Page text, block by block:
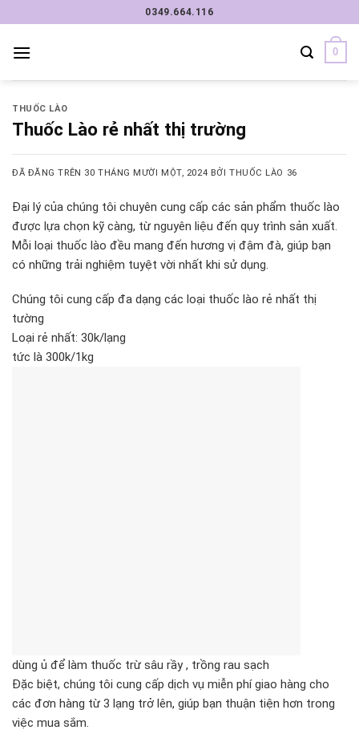
đến
nội
0349.664.116
0
THUỐC LÀO
Thuốc Lào rẻ nhất thị trường
ĐÃ ĐĂNG TRÊN 30 THÁNG MƯỜI MỘT, 2024 BỞI THUỐC LÀO 36
Đại lý của chúng tôi chuyên cung cấp các sản phẩm thuốc lào
được lựa chọn kỹ càng, từ nguyên liệu đến quy trình sản xuất.
Mỗi loại thuốc lào đều mang đến hương vị đậm đà, giúp bạn
có những trải nghiệm tuyệt vời nhất khi sử dụng.
Chúng tôi cung cấp đa dạng các loại thuốc lào rẻ nhất thị
tường
Loại rẻ nhất: 30k/lạng
tức là 300k/1kg
dùng ủ để làm thuốc trừ sâu rầy , trồng rau sạch
Đặc biệt, chúng tôi cung cấp dịch vụ miễn phí giao hàng cho
các đơn hàng từ 3 lạng trở lên, giúp bạn thuận tiện hơn trong
việc mua sắm.